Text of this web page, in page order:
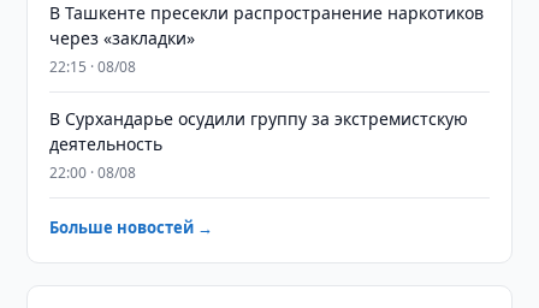
В Ташкенте пресекли распространение наркотиков
через «закладки»
22:15 · 08/08
В Сурхандарье осудили группу за экстремистскую
деятельность
22:00 · 08/08
Больше новостей →